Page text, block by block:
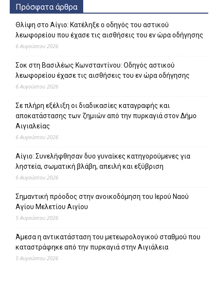
Πρόσφατα άρθρα
Θλίψη στο Αίγιο: Κατέληξε ο οδηγός του αστικού
λεωφορείου που έχασε τις αισθήσεις του εν ώρα οδήγησης
6 Αυγούστου 2026
Σοκ στη Βασιλέως Κωνσταντίνου: Οδηγός αστικού
λεωφορείου έχασε τις αισθήσεις του εν ώρα οδήγησης
6 Αυγούστου 2026
Σε πλήρη εξέλιξη οι διαδικασίες καταγραφής και
αποκατάστασης των ζημιών από την πυρκαγιά στον Δήμο
Αιγιαλείας
6 Αυγούστου 2026
Αίγιο: Συνελήφθησαν δυο γυναίκες κατηγορούμενες για
ληστεία, σωματική βλάβη, απειλή και εξύβριση
6 Αυγούστου 2026
Σημαντική πρόοδος στην ανοικοδόμηση του Ιερού Ναού
Αγίου Μελετίου Αιγίου
5 Αυγούστου 2026
Άμεσα η αντικατάσταση του μετεωρολογικού σταθμού που
καταστράφηκε από την πυρκαγιά στην Αιγιάλεια
5 Αυγούστου 2026